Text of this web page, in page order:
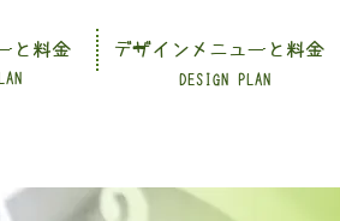
DESIGN PLAN
と料金 デザインメニューと料金